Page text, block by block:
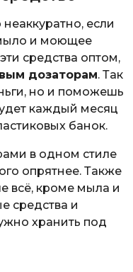
если
мыло и моющее
средства оптом,
дозаторам. Так
но и поможешь
каждый месяц
банок.
в одном стиле
опрятнее. Также
всё, кроме мыла и
средства и
хранить под